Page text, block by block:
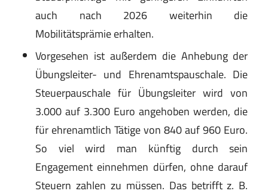
auch nach 2026 weiterhin die
Mobilitätsprämie erhalten.
Vorgesehen ist außerdem die Anhebung der
Übungsleiter- und Ehrenamtspauschale. Die
Steuerpauschale für Übungsleiter wird von
3.000 auf 3.300 Euro angehoben werden, die
für ehrenamtlich Tätige von 840 auf 960 Euro.
So viel wird man künftig durch sein
Engagement einnehmen dürfen, ohne darauf
Steuern zahlen zu müssen. Das betrifft z. B.